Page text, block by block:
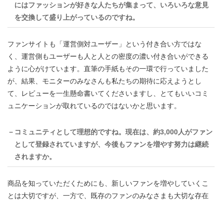
にはファッションが好きな人たちが集まって、いろいろな意見
を交換して盛り上がっているのですね。
ファンサイトも「運営側対ユーザー」という付き合い方ではな
く、運営側もユーザーも人と人との密度の濃い付き合いができる
ように心がけています。直筆の手紙もその一環で行っていました
が、結果、モニターのみなさんも私たちの期待に応えようとし
て、レビューを一生懸命書いてくださいますし、とてもいいコミ
ュニケーションが取れているのではないかと思います。
－コミュニティとして理想的ですね。現在は、約3,000人がファン
として登録されていますが、今後もファンを増やす努力は継続
されますか。
商品を知っていただくためにも、新しいファンを増やしていくこ
とは大切ですが、一方で、既存のファンのみなさまも大切な存在